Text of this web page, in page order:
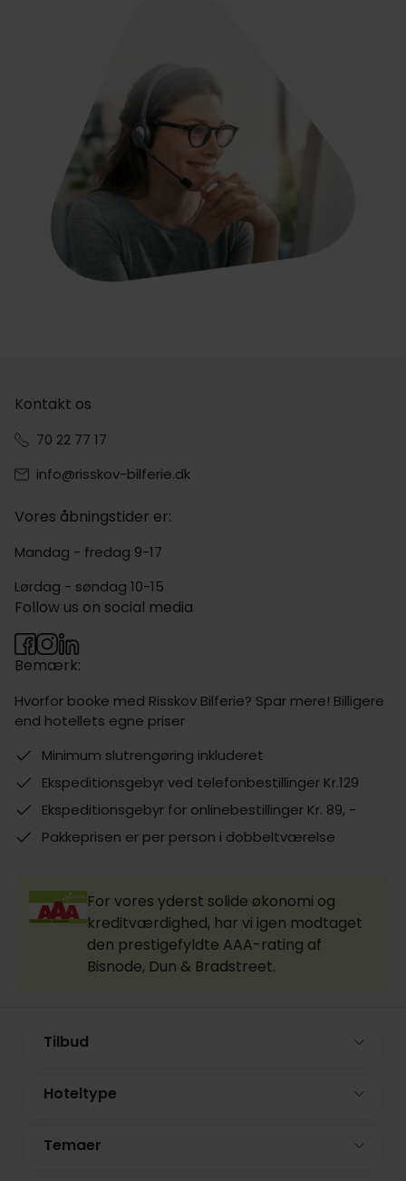
Kontakt os
70 22 77 17
info@risskov-bilferie.dk
Vores åbningstider er:
Mandag - fredag 9-17
Lørdag - søndag 10-15
Bemærk:
Hvorfor booke med Risskov Bilferie? Spar mere! Billigere
end hotellets egne priser
Minimum slutrengøring inkluderet
Ekspeditionsgebyr ved telefonbestillinger Kr.129
Ekspeditionsgebyr for onlinebestillinger Kr. 89, -
Pakkeprisen er per person i dobbeltværelse
Follow us on social media
For vores yderst solide økonomi og
kreditværdighed, har vi igen modtaget
den prestigefyldte AAA-rating af
Bisnode, Dun & Bradstreet.
Tilbud
Hoteltype
Temaer